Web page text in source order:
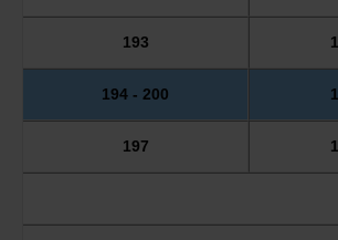
193
194 - 200
197